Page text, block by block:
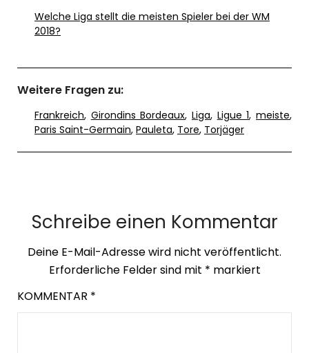
Welche Liga stellt die meisten Spieler bei der WM
2018?
Weitere Fragen zu:
Frankreich, Girondins Bordeaux,Liga, Ligue 1,meiste,
Paris Saint-Germain, Pauleta, Tore, Torjäger
Schreibe einen Kommentar
Deine E-Mail-Adresse wird nicht veröffentlicht.
Erforderliche Felder sind mit * markiert
KOMMENTAR *